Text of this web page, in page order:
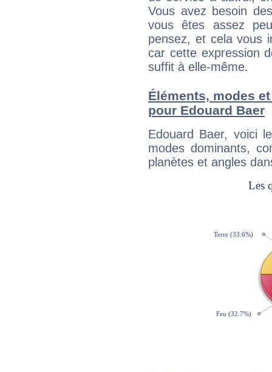
Vous avez besoin
vous êtes assez
pensez, et cela vous
car cette expression
suffit à elle-même.
Éléments, modes
pour Edouard Baer
Edouard Baer, voici
modes dominants,
planètes et angles